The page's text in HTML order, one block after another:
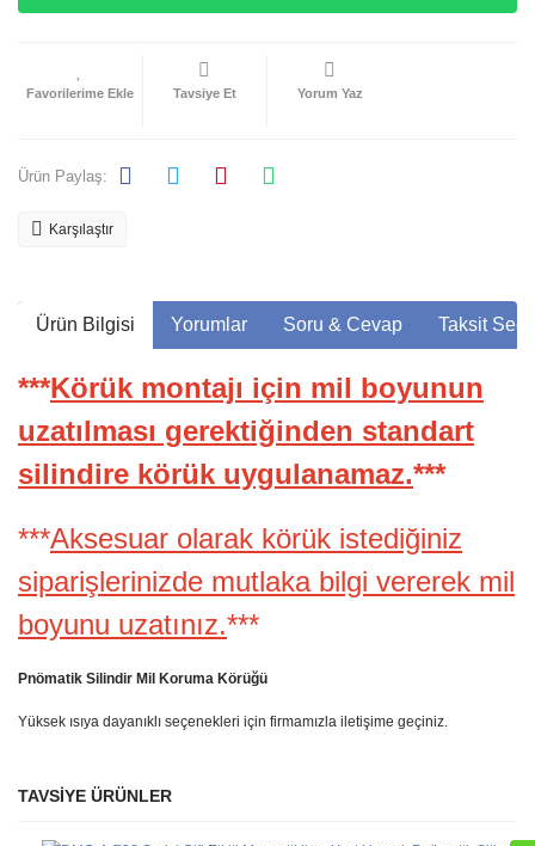
Tavsiye Et Yorum Yaz
Ürün Paylaş:
Karşılaştır
Ürün Bilgisi Yorumlar Soru & Cevap Taksit
***Körük montajı için mil boyunun
uzatılması gerektiğinden standart
silindire körük uygulanamaz.***
***Aksesuar olarak körük istediğiniz
siparişlerinizde mutlaka bilgi vererek mil
boyunu uzatınız.***
Pnömatik Silindir Mil Koruma Körüğü
Yüksek ısıya dayanıklı seçenekleri için firmamızla iletişime geçiniz.
TAVSİYE ÜRÜNLER